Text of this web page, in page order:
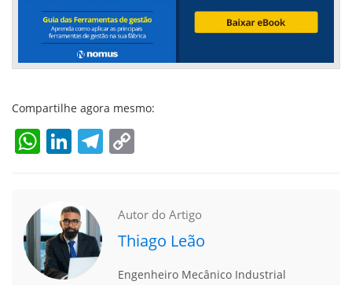
Compartilhe agora mesmo:
WhatsApp
LinkedIn
Telegram
Autor do Artigo
Thiago Leão
Engenheiro Mecânico Industrial